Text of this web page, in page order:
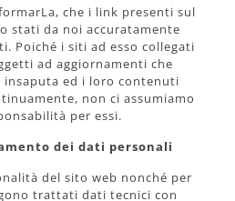
che i link presenti sul
stati da noi accuratamente
Poiché i siti ad esso collegati
ad aggiornamenti che
insaputa ed i loro contenuti
non ci assumiamo
per essi.
dei dati personali
del sito web nonché per
trattati dati tecnici con